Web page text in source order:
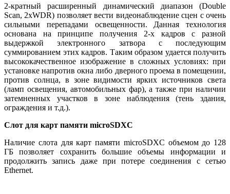
2-кратный расширенный динамический диапазон (Double
Scan, 2xWDR) позволяет вести видеонаблюдение сцен с очень
сильными перепадами освещенности. Данная технология
основана на принципе получения 2-х кадров с разной
выдержкой электронного затвора с последующим
суммированием этих кадров. Таким образом удается получить
высококачественное изображение в сложных условиях: при
установке напротив окна либо дверного проема в помещении,
против солнца, в зоне видимости ярких источников света
(ламп освещения, автомобильных фар), а также при наличии
затемненных участков в зоне наблюдения (тень здания,
ограждения и т.д.).
Слот для карт памяти microSDXC
Наличие слота для карт памяти microSDXC объемом до 128
ГБ позволяет сохранить большие объемы информации и
продолжить запись даже при потере соединения с сетью
Ethernet.